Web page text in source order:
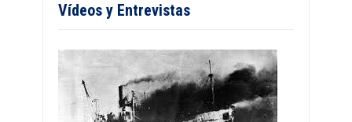
Vídeos y Entrevistas